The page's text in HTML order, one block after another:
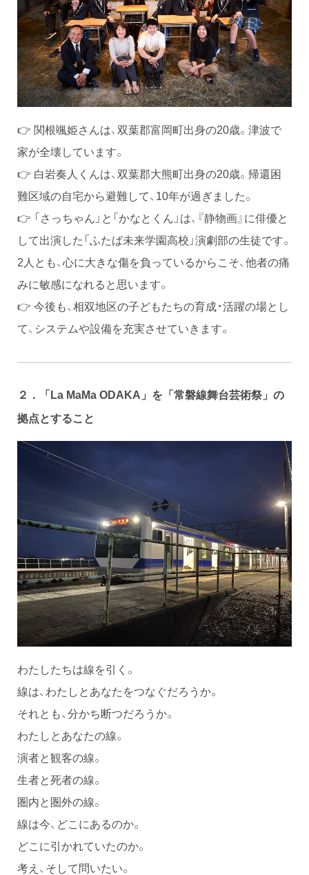
👉 関根颯姫さんは、双葉郡富岡町出身の20歳。津波で
家が全壊しています。
👉 白岩奏人くんは、双葉郡大熊町出身の20歳。帰還困
難区域の自宅から避難して、10年が過ぎました。
👉 「さっちゃん」と「かなとくん」は、『静物画』に俳優と
して出演した「ふたば未来学園高校」演劇部の生徒です。
2人とも、心に大きな傷を負っているからこそ、他者の痛
みに敏感になれると思います。
👉 今後も、相双地区の子どもたちの育成・活躍の場とし
て、システムや設備を充実させていきます。
２．「 La MaMa ODAKA 」を「常磐線舞台芸術祭」の
拠点とすること
わたしたちは線を引く。
線は、わたしとあなたをつなぐだろうか。
それとも、分かち断つだろうか。
わたしとあなたの線。
演者と観客の線。
⽣者と死者の線。
圏内と圏外の線。
線は今、どこにあるのか。
どこに引かれていたのか。
考え、そして問いたい。